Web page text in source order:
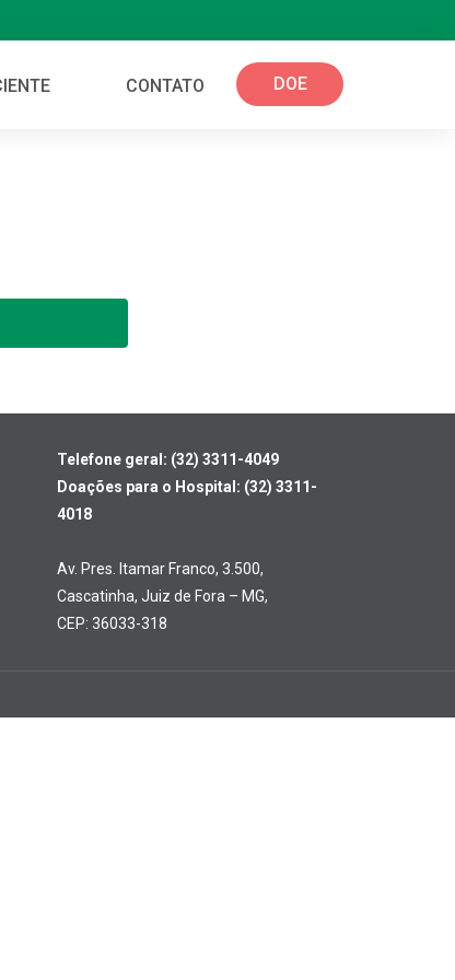
CONTATO DOE
Telefone geral: (32) 3311-4049
Doações para o Hospital: (32) 3311-
4018
Av. Pres. Itamar Franco, 3.500,
Cascatinha, Juiz de Fora – MG,
CEP: 36033-318